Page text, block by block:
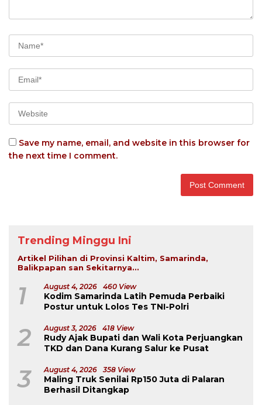
Save my name, email, and website in this browser for
the next time I comment.
Trending Minggu Ini
Artikel Pilihan di Provinsi Kaltim, Samarinda,
Balikpapan san Sekitarnya...
1 August 4, 2026 460 View
Kodim Samarinda Latih Pemuda Perbaiki
Postur untuk Lolos Tes TNI-Polri
2 August 3, 2026 418 View
Rudy Ajak Bupati dan Wali Kota Perjuangkan
TKD dan Dana Kurang Salur ke Pusat
3 August 4, 2026 358 View
Maling Truk Senilai Rp150 Juta di Palaran
Berhasil Ditangkap